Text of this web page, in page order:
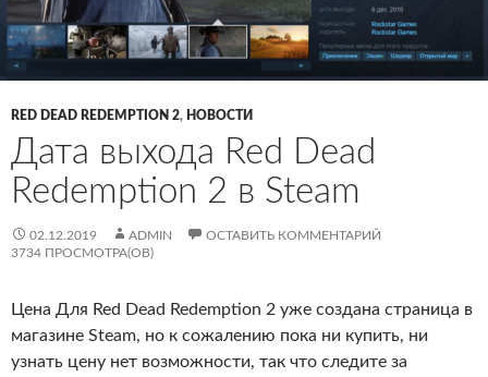
RED DEAD REDEMPTION 2, НОВОСТИ
Дата выхода Red Dead
Redemption 2 в Steam
02.12.2019 ADMIN
ОСТАВИТЬ КОММЕНТАРИЙ
3734 ПРОСМОТРА(ОВ)
Цена Для Red Dead Redemption 2 уже создана страница в
магазине Steam, но к сожалению пока ни купить, ни
узнать цену нет возможности, так что следите за